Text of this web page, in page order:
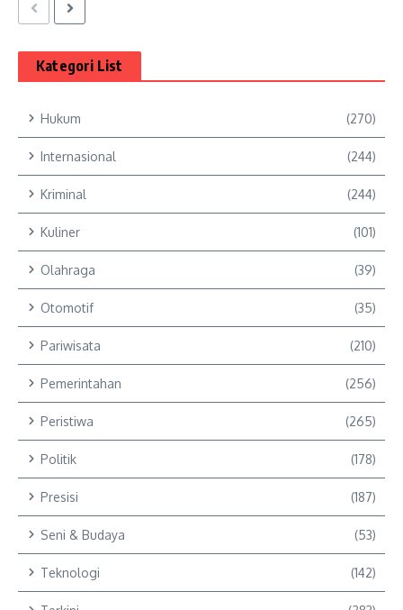
Kategori List
Hukum (270)
Internasional (244)
Kriminal (244)
Kuliner (101)
Olahraga (39)
Otomotif (35)
Pariwisata (210)
Pemerintahan (256)
Peristiwa (265)
Politik (178)
Presisi (187)
Seni & Budaya (53)
Teknologi (142)